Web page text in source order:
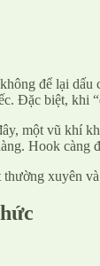
để lại
Đặc biệt, khi
một vũ khí
Hook
xuyên